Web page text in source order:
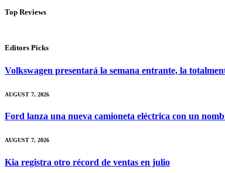
Top Reviews
Editors Picks
Volkswagen presentará la semana entrante, la
AUGUST 7, 2026
Ford lanza una nueva camioneta eléctrica con un
AUGUST 7, 2026
Kia registra otro récord de ventas en julio